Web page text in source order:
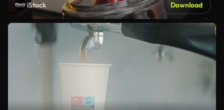
iStock Download